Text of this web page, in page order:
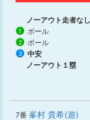
ノーアウト走者なし
1 ボール
2 ボール
3
中安
ノーアウト１塁
7番 峯村 貴希(遊)